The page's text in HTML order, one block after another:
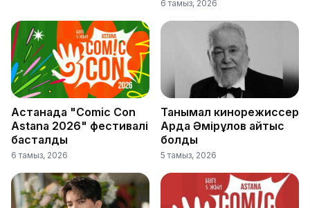
6 тамыз, 2026
Астанада "Comic Con
Astana 2026" фестивалі
басталды
6 тамыз, 2026
Танымал кинорежиссер
Ардақ Әмірқұлов қайтыс
болды
5 тамыз, 2026